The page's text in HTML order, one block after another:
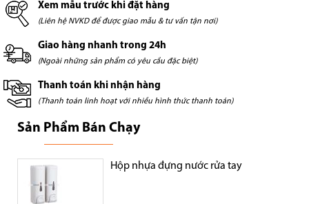
Xem mẫu trước khi đặt hàng
(Liên hệ NVKD để được giao mẫu & tư vấn tận nơi)
Giao hàng nhanh trong 24h
(Ngoài những sản phẩm có yêu cầu đặc biệt)
Thanh toán khi nhận hàng
(Thanh toán linh hoạt với nhiều hình thức thanh toán)
Sản Phẩm Bán Chạy
Hộp nhựa đựng nước rửa tay